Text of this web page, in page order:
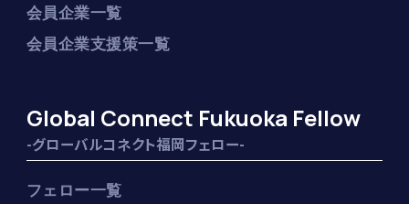
会員企業一覧
会員企業支援策一覧
Global Connect Fukuoka Fellow
-グローバルコネクト福岡フェロー-
フェロー一覧